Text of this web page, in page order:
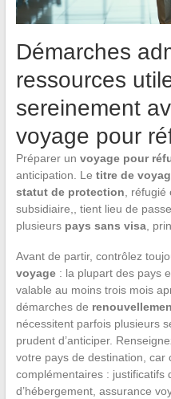
Démarches
ressources
sereinement
voyage pour
Préparer un voyage pour
anticipation. Le titre de
statut de protection ,
subsidiaire,, tient lieu de
plusieurs pays sans visa,
Avant de partir, contrôlez
voyage: la plupart des pays
valable au moins trois mois
démarches de
nécessitent parfois plusieurs
prudent d’anticiper.
votre pays de destination, car
complémentaires : justificatifs
d’hébergement, assurance